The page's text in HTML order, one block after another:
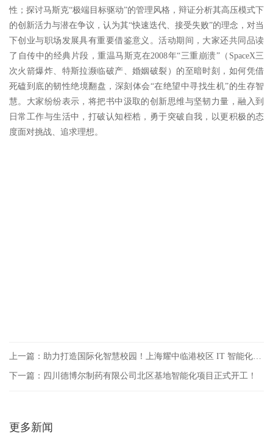
性；探讨马斯克“极端目标驱动”的管理风格，辩证分析其高压模式下
的创新活力与潜在争议，认为其“快速迭代、接受失败”的理念，对当
下创业与职场发展具有重要借鉴意义。活动期间，大家还共同品读
了自传中的经典片段，重温马斯克在2008年“三重崩溃”（SpaceX三
次火箭爆炸、特斯拉濒临破产、婚姻破裂）的至暗时刻，如何凭借
死磕到底的韧性绝境翻盘，深刻体会“在绝望中寻找生机”的生存智
慧。 大家纷纷表示，将把书中汲取的创新思维与坚韧力量，融入到
日常工作与生活中，打破认知桎梏，勇于突破自我，以更积极的态
度面对挑战、追求理想。
上一篇：助力打造国际化智慧校园！上海耀中临港校区 IT 智能化项目正式开工
下一篇：四川德博尔制药有限公司北区基地智能化项目正式开工！
更多新闻